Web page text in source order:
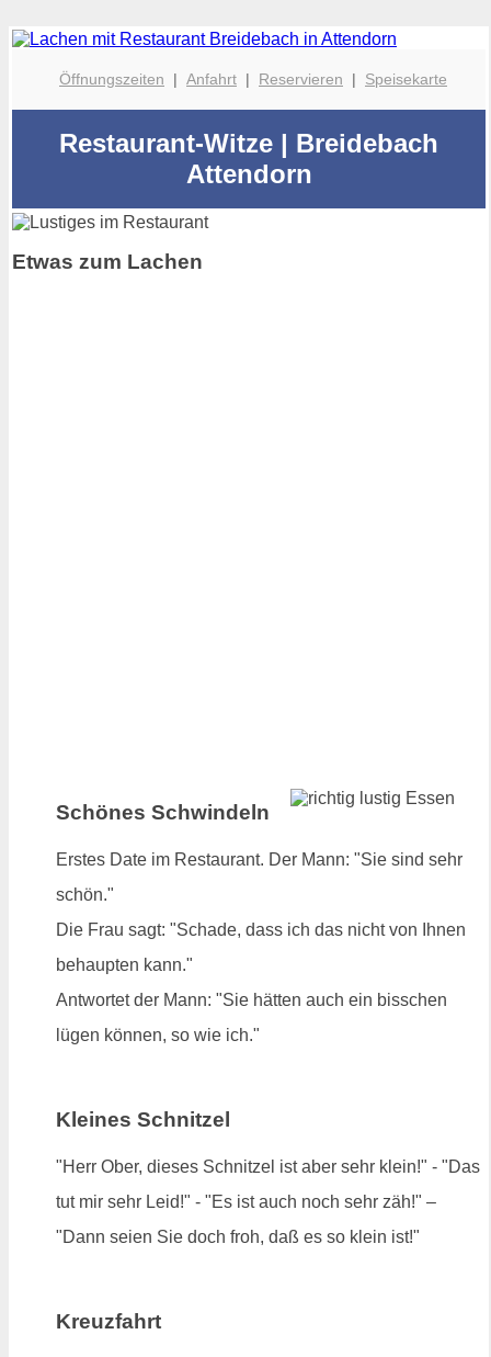
Öffnungszeiten | Anfahrt | Reservieren | Speisekarte
Restaurant-Witze | Breidebach
Attendorn
Etwas zum Lachen
Schönes Schwindeln
Erstes Date im Restaurant. Der Mann: "Sie sind sehr
schön."
Die Frau sagt: "Schade, dass ich das nicht von Ihnen
behaupten kann."
Antwortet der Mann: "Sie hätten auch ein bisschen
lügen können, so wie ich."
Kleines Schnitzel
"Herr Ober, dieses Schnitzel ist aber sehr klein!" - "Das
tut mir sehr Leid!" - "Es ist auch noch sehr zäh!" –
"Dann seien Sie doch froh, daß es so klein ist!"
Kreuzfahrt